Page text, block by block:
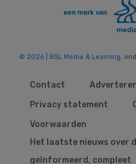
© 2026 | BSL Media & Learning,
Contact
Privacy statement
Voorwaarden
Het laatste nieuws over
geïnformeerd, compleet